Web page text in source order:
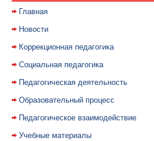
Главная
Новости
Коррекционная педагогика
Социальная педагогика
Педагогическая деятельность
Образовательный процесс
Педагогическое взаимодействие
Учебные материалы